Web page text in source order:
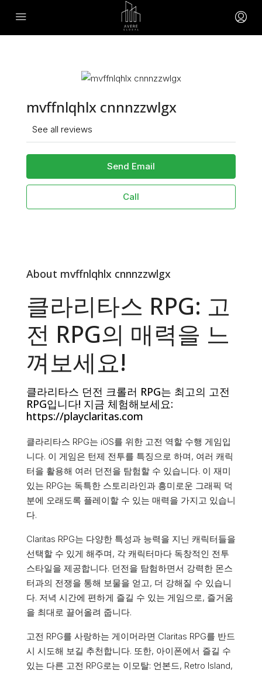
mvffnlqhlx cnnnzzwlgx
See all reviews
Send Email
Call
About mvffnlqhlx cnnnzzwlgx
클라리타스 RPG: 고
전 RPG의 매력을 느
껴보세요!
클라리타스 던전 크롤러 RPG는 최고의 고전
RPG입니다! 지금 체험해보세요:
https://playclaritas.com
클라리타스 RPG는 iOS를 위한 고전 역할 수행 게임입
니다. 이 게임은 턴제 전투를 특징으로 하며, 여러 캐릭
터을 활용해 여러 던전을 탐험할 수 있습니다. 이 재미
있는 RPG는 독특한 스토리라인과 흥미로운 그래픽 덕
분에 오래도록 플레이할 수 있는 매력을 가지고 있습니
다.
Claritas RPG는 다양한 특성과 능력을 지닌 캐릭터들을
선택할 수 있게 해주며, 각 캐릭터마다 독창적인 전투
스타일을 제공합니다. 던전을 탐험하면서 강력한 몬스
터과의 전쟁을 통해 보물을 얻고, 더 강해질 수 있습니
다. 저녁 시간에 편하게 즐길 수 있는 게임으로, 즐거움
을 최대로 끌어올려 줍니다.
고전 RPG를 사랑하는 게이머라면 Claritas RPG를 반드
시 시도해 보길 추천합니다. 또한, 아이폰에서 즐길 수
있는 다른 고전 RPG로는 이모탈: 언본드, Retro Island,